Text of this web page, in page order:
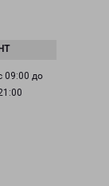
09:00 до